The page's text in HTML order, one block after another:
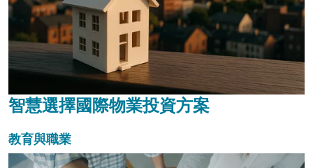
智慧選擇國際物業投資方案
教育與職業